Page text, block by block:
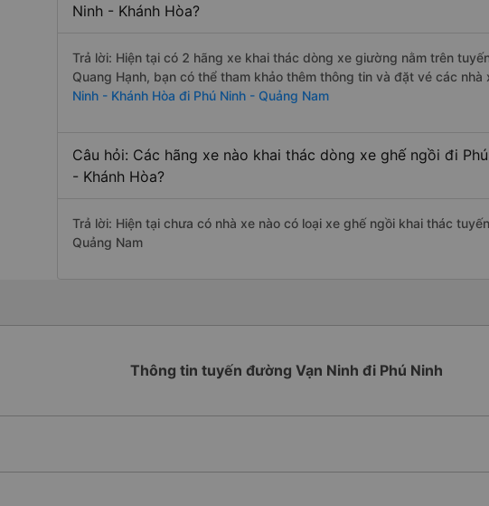
Ninh - Khánh Hòa?
Trả lời: Hiện tại có 2 hãng xe khai thác dòng xe giường nằm trên
Quang Hạnh, bạn có thể tham khảo thêm thông tin và đặt vé các nhà
Ninh - Khánh Hòa đi Phú Ninh - Quảng Nam
Câu hỏi: Các hãng xe nào khai thác dòng xe ghế ngồi đi
- Khánh Hòa?
Trả lời: Hiện tại chưa có nhà xe nào có loại xe ghế ngồi khai thác
Quảng Nam
Thông tin tuyến đường Vạn Ninh đi Phú Ninh